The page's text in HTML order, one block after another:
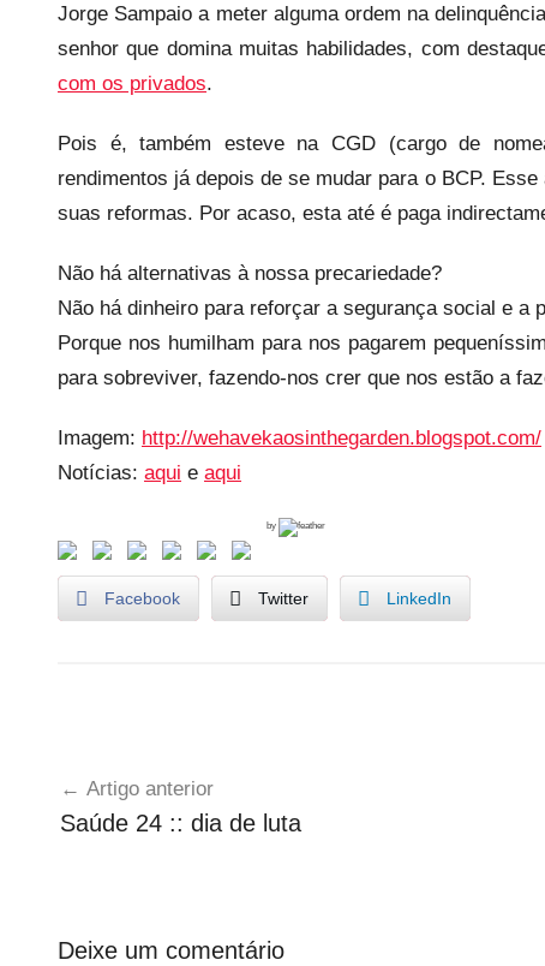
e
Jorge Sampaio a meter alguma ordem na
senhor que domina muitas habilidades, com
com os privados.
Pois é, também esteve na CGD (cargo de
rendimentos já depois de se mudar para o BCP.
suas reformas. Por acaso, esta até é paga
Não há alternativas à nossa precariedade?
Não há dinheiro para reforçar a segurança social e a
Porque nos humilham para nos pagarem
para sobreviver, fazendo-nos crer que nos estão a
Imagem: http://wehavekaosinthegarden.blogspot.com/
Notícias: aqui e aqui
by
Facebook Twitter LinkedIn
c
a
o
Artigo anterior
Saúde 24 :: dia de luta
Deixe um comentário